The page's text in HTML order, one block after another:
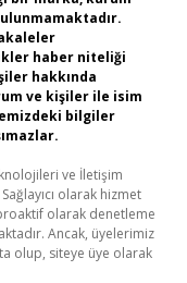
haber niteliği
hakkında
ve kişiler ile isim
bilgiler
ve İletişim
olarak hizmet
olarak denetleme
Ancak, üyelerimiz
olup, siteye üye olarak